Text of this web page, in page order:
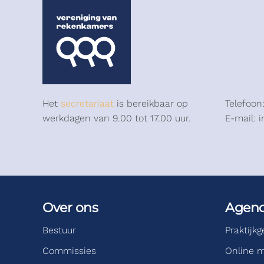
Het secretariaat is bereikbaar op
werkdagen van 9.00 tot 17.00 uur.
E-mail:
Over ons
Bestuur
Commissies
Online